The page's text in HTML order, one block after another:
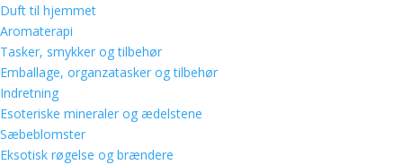
Duft til hjemmet
Aromaterapi
Tasker, smykker og tilbehør
Emballage, organzatasker og tilbehør
Indretning
Esoteriske mineraler og ædelstene
Sæbeblomster
Eksotisk røgelse og brændere